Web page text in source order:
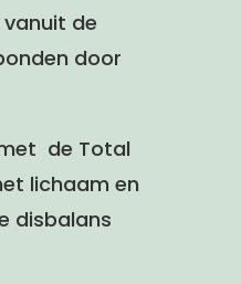
de
door
de Total
lichaam en
disbalans